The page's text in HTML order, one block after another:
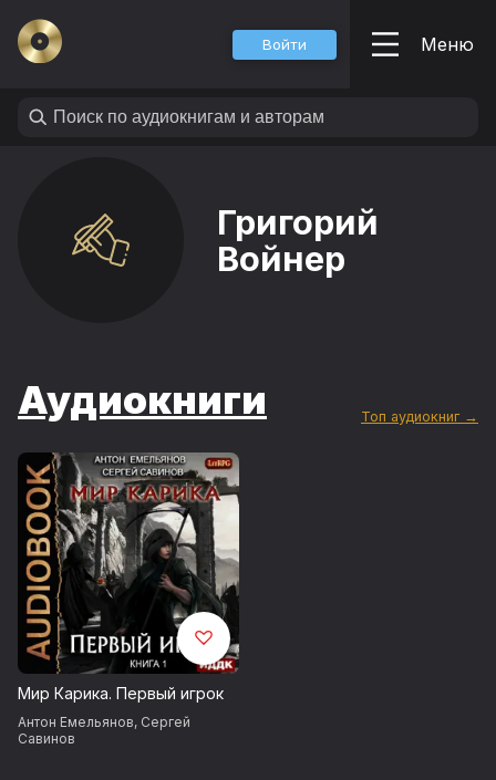
Войти Меню
Григорий
Войнер
Аудиокниги Топ аудиокниг →
Мир Карика. Первый игрок
Антон Емельянов, Сергей
Савинов